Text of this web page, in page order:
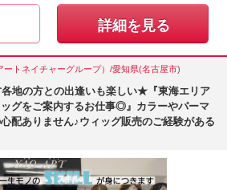
詳細を見る
トネイチャーグループ）/愛知県(名古屋市)
地の方との出逢いも楽しい★『東海エリア
グをご案内するお仕事◎』カラーやパーマ
配ありません♪ウィッグ販売のご経験がある